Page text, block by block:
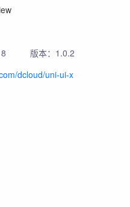
版本：1.0.2
dcloud/uni-ui-x